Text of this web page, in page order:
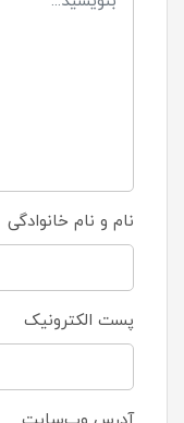
نام و نام خانوادگی
پست الکترونیک